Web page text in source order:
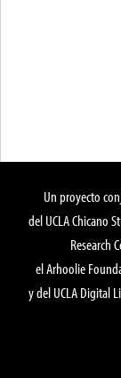
Un proyecto
del UCLA Chicano
Research
el Arhoolie
y del UCLA Digital